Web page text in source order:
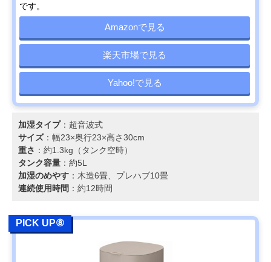
です。
Amazonで見る
楽天市場で見る
Yahoo!で見る
加湿タイプ：超音波式
サイズ：幅23×奥行23×高さ30cm
重さ ：約1.3kg（タンク空時）
タンク容量 ：約5L
加湿のめやす ：木造6畳、プレハブ10畳
連続使用時間 ：約12時間
PICK UP⑧